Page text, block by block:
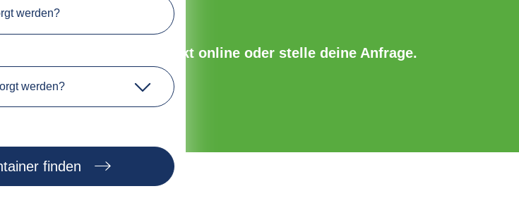
werden?
werden?
finden
Entsorgung
nachhaltig. Bestelle direkt online oder stelle deine Anfrage.